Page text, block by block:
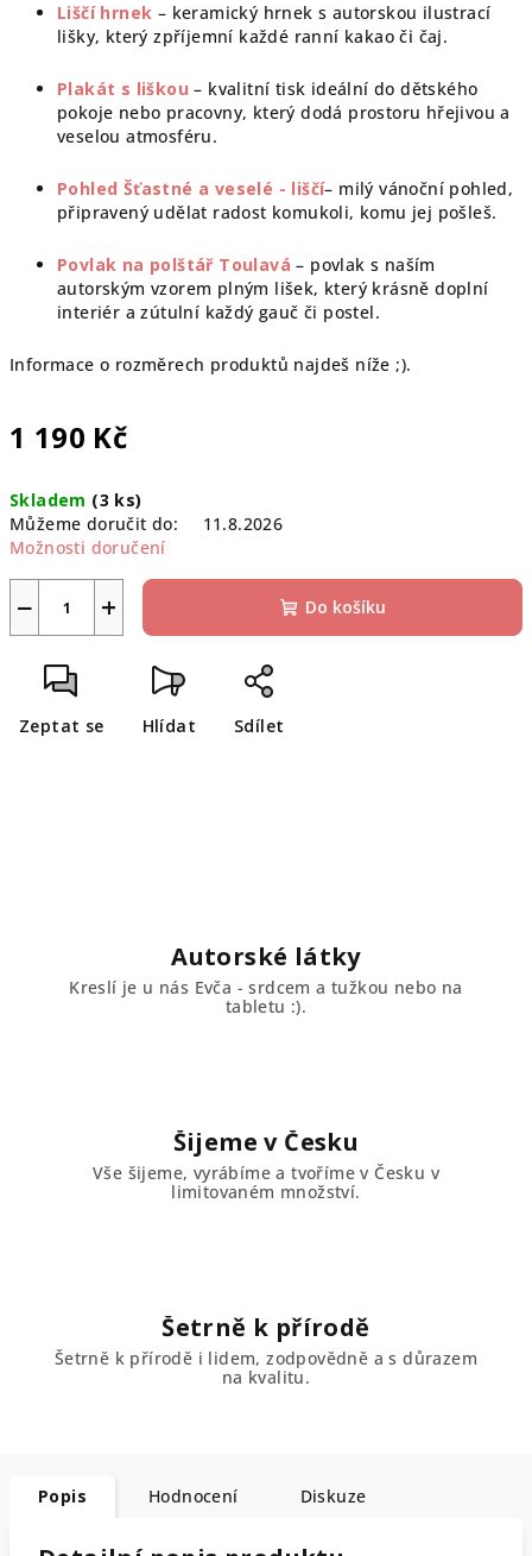
Liščí hrnek – keramický hrnek s autorskou ilustrací
lišky, který zpříjemní každé ranní kakao či čaj.
Plakát s liškou – kvalitní tisk ideální do dětského
pokoje nebo pracovny, který dodá prostoru hřejivou a
veselou atmosféru.
Pohled Šťastné a veselé - liščí– milý vánoční pohled,
připravený udělat radost komukoli, komu jej pošleš.
Povlak na polštář Toulavá – povlak s naším
autorským vzorem plným lišek, který krásně doplní
interiér a zútulní každý gauč či postel.
Informace o rozměrech produktů najdeš níže ;).
1 190 Kč
cena:
Skladem (3 ks)
Můžeme doručit do:
11.8.2026
Možnosti doručení
+
− Do košíku
Zeptat se Hlídat Sdílet
Autorské látky
Kreslí je u nás Evča - srdcem a tužkou nebo na
tabletu :).
Šijeme v Česku
Vše šijeme, vyrábíme a tvoříme v Česku v
limitovaném množství.
Šetrně k přírodě
Šetrně k přírodě i lidem, zodpovědně a s důrazem
na kvalitu.
Popis Hodnocení Diskuze